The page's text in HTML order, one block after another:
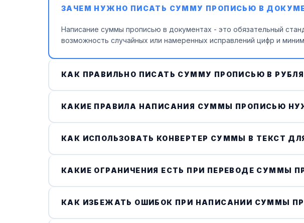
ЗАЧЕМ НУЖНО ПИСАТЬ СУММУ ПРОПИСЬЮ В
Написание суммы прописью в документах - это обязательный
возможность случайных или намеренных исправлений цифр и
КАК ПРАВИЛЬНО ПИСАТЬ СУММУ ПРОПИСЬЮ В
Калькулятор автоматически применяет правильные окончания в
КАКИЕ ПРАВИЛА НАПИСАНИЯ СУММЫ ПРОПИСЬЮ
форме. Сервис автоматически соблюдает все правила русского
КАК ИСПОЛЬЗОВАТЬ КОНВЕРТЕР СУММЫ В ТЕКСТ
вставить в ваш документ или Excel-таблицу.
КАКИЕ ОГРАНИЧЕНИЯ ЕСТЬ ПРИ ПЕРЕВОДЕ СУММЫ
правильные падежи и окончания.
КАК ИЗБЕЖАТЬ ОШИБОК ПРИ НАПИСАНИИ СУММЫ